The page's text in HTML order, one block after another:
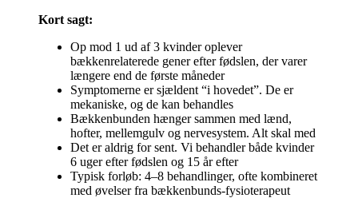
Kort sagt:
Op mod 1 ud af 3 kvinder oplever
bækkenrelaterede gener efter fødslen, der varer
længere end de første måneder
Symptomerne er sjældent “i hovedet”. De er
mekaniske, og de kan behandles
Bækkenbunden hænger sammen med lænd,
hofter, mellemgulv og nervesystem. Alt skal med
Det er aldrig for sent. Vi behandler både kvinder
6 uger efter fødslen og 15 år efter
Typisk forløb: 4–8 behandlinger, ofte kombineret
med øvelser fra bækkenbunds-fysioterapeut